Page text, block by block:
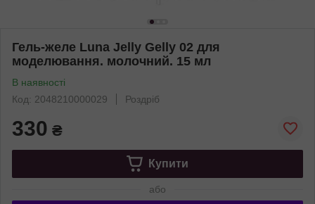
Гель-желе Luna Jelly Gelly 02 для
моделювання. молочний. 15 мл
В наявності
Код: 2048210000029
Роздріб
330 ₴
Купити
або